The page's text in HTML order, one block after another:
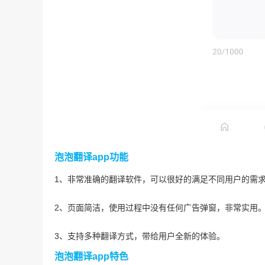
泡泡翻译app功能
1、非常准确的翻译软件，可以很好的满足不同用户的需
2、页面简洁，使用过程中没有任何广告弹窗，非常实用
3、支持多种翻译方式，带给用户全新的体验。
泡泡翻译app特色